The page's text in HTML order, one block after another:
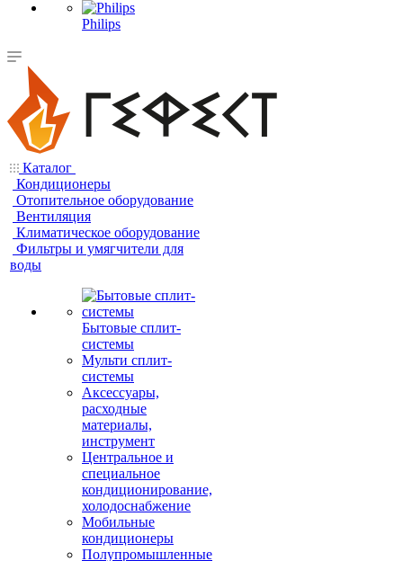
Philips
Каталог
Кондиционеры
Отопительное оборудование
Вентиляция
Климатическое оборудование
Фильтры и умягчители для
воды
Бытовые сплит-
системы
Мульти сплит-
системы
Аксессуары,
расходные
материалы,
инструмент
Центральное и
специальное
кондиционирование,
холодоснабжение
Мобильные
кондиционеры
Полупромышленные